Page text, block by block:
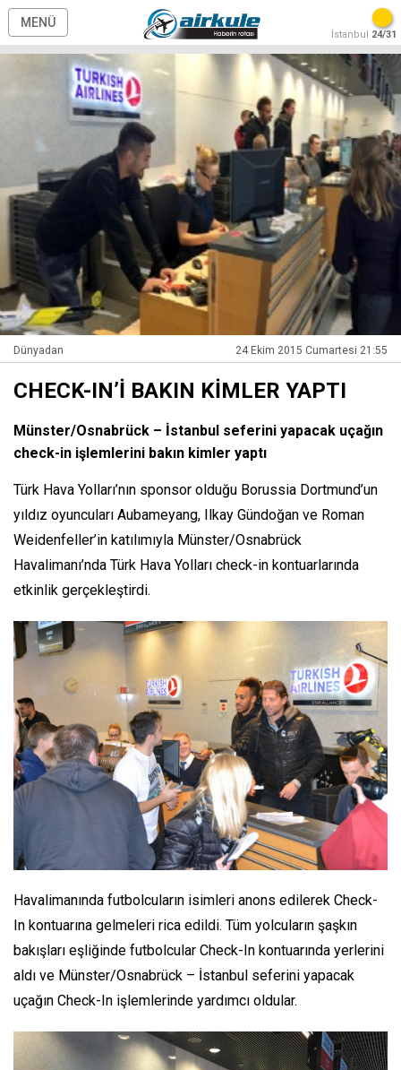
MENÜ
İstanbul 24/31
Dünyadan 24 Ekim 2015 Cumartesi 21:55
CHECK-IN’İ BAKIN KİMLER YAPTI
Münster/Osnabrück – İstanbul seferini yapacak uçağın
check-in işlemlerini bakın kimler yaptı
Türk Hava Yolları’nın sponsor olduğu Borussia Dortmund’un
yıldız oyuncuları Aubameyang, Ilkay Gündoğan ve Roman
Weidenfeller’in katılımıyla Münster/Osnabrück
Havalimanı’nda Türk Hava Yolları check-in kontuarlarında
etkinlik gerçekleştirdi.
Havalimanında futbolcuların isimleri anons edilerek Check-
In kontuarına gelmeleri rica edildi. Tüm yolcuların şaşkın
bakışları eşliğinde futbolcular Check-In kontuarında yerlerini
aldı ve Münster/Osnabrück – İstanbul seferini yapacak
uçağın Check-In işlemlerinde yardımcı oldular.